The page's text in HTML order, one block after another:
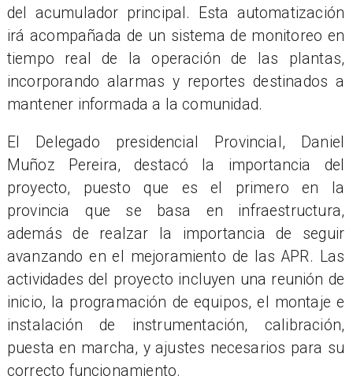
del acumulador principal. Esta automatización
irá acompañada de un sistema de monitoreo en
tiempo real de la operación de las plantas,
incorporando alarmas y reportes destinados a
mantener informada a la comunidad.
El Delegado presidencial Provincial, Daniel
Muñoz Pereira, destacó la importancia del
proyecto, puesto que es el primero en la
provincia que se basa en infraestructura,
además de realzar la importancia de seguir
avanzando en el mejoramiento de las APR. Las
actividades del proyecto incluyen una reunión de
inicio, la programación de equipos, el montaje e
instalación de instrumentación, calibración,
puesta en marcha, y ajustes necesarios para su
correcto funcionamiento.